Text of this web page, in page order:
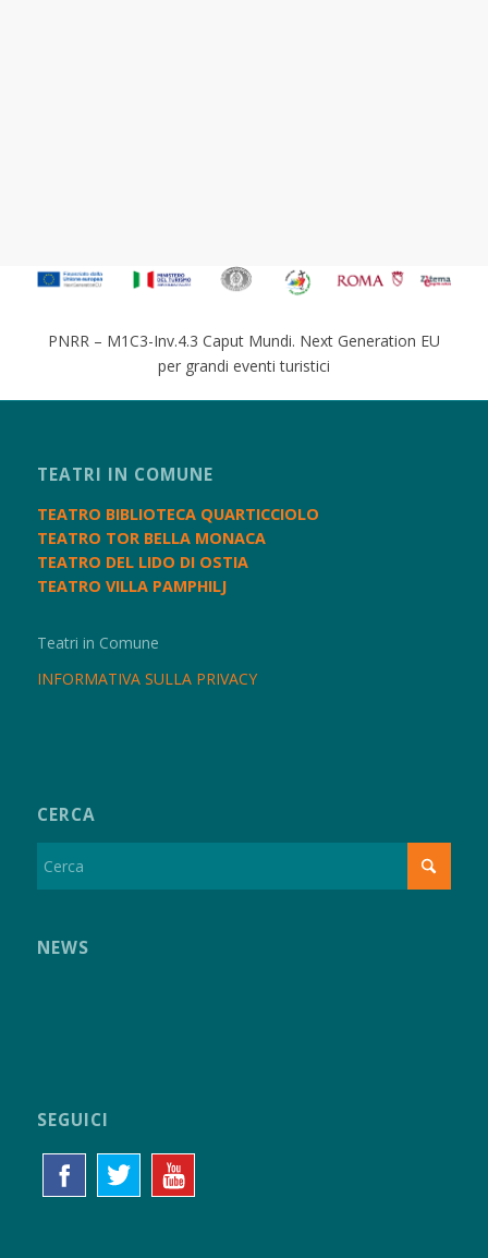
PNRR – M1C3-Inv.4.3 Caput Mundi. Next Generation EU
per grandi eventi turistici
TEATRI IN COMUNE
TEATRO BIBLIOTECA QUARTICCIOLO
TEATRO TOR BELLA MONACA
TEATRO DEL LIDO DI OSTIA
TEATRO VILLA PAMPHILJ
Teatri in Comune
INFORMATIVA SULLA PRIVACY
CERCA
NEWS
SEGUICI